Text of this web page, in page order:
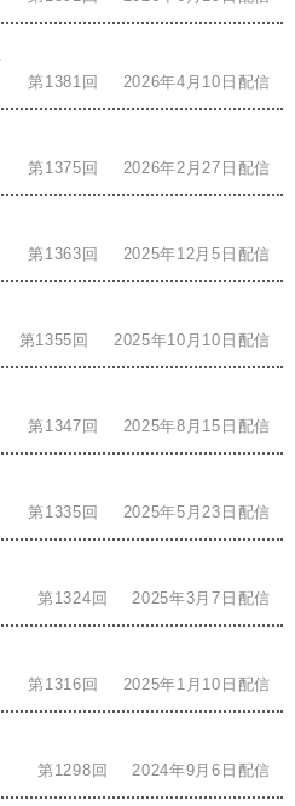
第1381回 2026年4月10日配信
第1375回 2026年2月27日配信
第1363回 2025年12月5日配信
第1355回 2025年10月10日配信
第1347回 2025年8月15日配信
第1335回 2025年5月23日配信
第1324回 2025年3月7日配信
第1316回 2025年1月10日配信
第1298回 2024年9月6日配信